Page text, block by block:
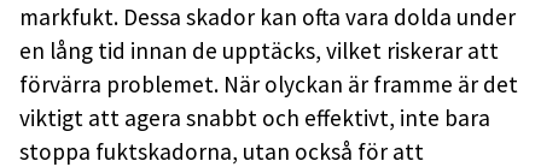
markfukt. Dessa skador kan ofta vara dolda under
en lång tid innan de upptäcks, vilket riskerar att
förvärra problemet. När olyckan är framme är det
viktigt att agera snabbt och effektivt, inte bara
stoppa fuktskadorna, utan också för att